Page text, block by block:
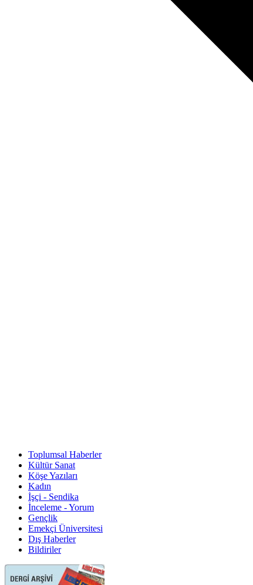
Toplumsal Haberler
Kültür Sanat
Köşe Yazıları
Kadın
İşçi - Sendika
İnceleme - Yorum
Gençlik
Emekçi Üniversitesi
Dış Haberler
Bildiriler